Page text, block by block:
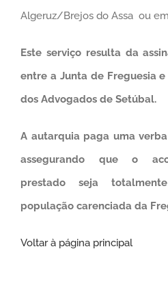
Algeruz/Brejos do Assa ou
Este serviço resulta da
entre a Junta de Freguesia
dos Advogados de Setúbal.
A autarquia paga uma
assegurando que o
prestado seja
população carenciada da
Voltar à página principal